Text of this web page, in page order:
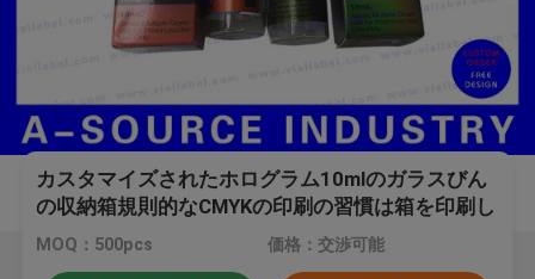
カスタマイズされたホログラム10mlのガラスびん
の収納箱規則的なCMYKの印刷の習慣は箱を印刷し
ました
MOQ：500pcs 価格：交渉可能